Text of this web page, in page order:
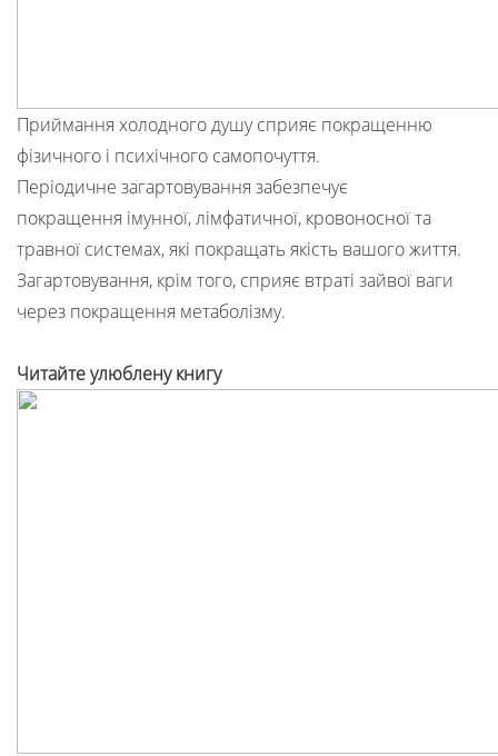
Приймання холодного душу сприяє покращенню
фізичного і психічного самопочуття.
Періодичне загартовування забезпечує
покращення імунної, лімфатичної, кровоносної та
травної системах, які покращать якість вашого життя.
Загартовування, крім того, сприяє втраті зайвої ваги
через покращення метаболізму.
Читайте улюблену книгу